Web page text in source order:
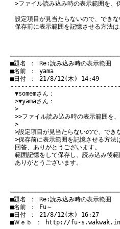
>ファイル読み込み時の表示範囲を、
設定項目が見当たらないので、できな
保存前に表示範囲を記憶させる方法は
■題名 ： Re:読み込み時の表示範囲
■名前 ： yama
■日付 ： 21/8/12(木) 14:49
▼somemさん：
>▼yamaさん：
>
>>ファイル読み込み時の表示範囲を
>
>設定項目が見当たらないので、でき
>保存前に表示範囲を記憶させる方法
回答、ありがとうございます。
範囲記憶をして保存し、読み込み後範
ありがとうございます。
■題名 ： Re:読み込み時の表示範囲
■名前 ： Fu～
■日付 ： 21/8/12(木) 16:27
■Ｗｅｂ ：
http://fu-